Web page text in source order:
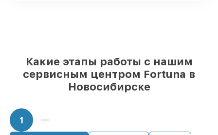
Какие этапы работы с нашим
сервисным центром Fortuna в
Новосибирске
1